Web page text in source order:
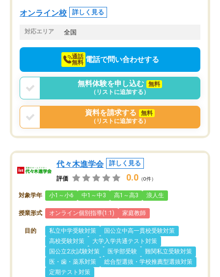
オンライン校 詳しく見る
対応エリア 全国
通話
無料 電話で問い合わせする
無料体験を申し込む
無料
（リストに追加する）
資料を請求する
無料
（リストに追加する）
代々木進学会 詳しく見る
評価 0.0 （0件）
対象学年 小1～小6 中1～中3 高1～高3 浪人生
授業形式 オンライン個別指導(1:1) 家庭教師
目的 私立中学受験対策
国公立中高一貫校受験対策
高校受験対策
大学入学共通テスト対策
国公立2次試験対策
医学部受験
難関私立受験対策
医・歯・薬系対策
総合型選抜・学校推薦型選抜対策
定期テスト対策